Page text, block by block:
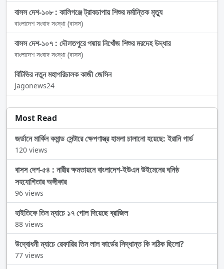
বাসস দেশ-১০৮ : কালিগঞ্জে ট্রাকচাপায় শিশুর মর্মান্তিক মৃত্যু
বাংলাদেশ সংবাদ সংস্থা (বাসস)
বাসস দেশ-১০৭ : দৌলতপুরে পদ্মায় নিখোঁজ শিশুর মরদেহ উদ্ধার
বাংলাদেশ সংবাদ সংস্থা (বাসস)
বিটিভির নতুন মহাপরিচালক কাজী জেসিন
Jagonews24
Most Read
জর্ডানে মার্কিন কমান্ড সেন্টারে ক্ষেপণাস্ত্র হামলা চালানো হয়েছে: ইরানি গার্ড
120 views
বাসস দেশ-৫৪ : নারীর ক্ষমতায়নে বাংলাদেশ-ইউএন উইমেনের ঘনিষ্ঠ
সহযোগিতার অঙ্গীকার
96 views
হাইতিকে তিন ম্যাচে ১৭ গোল দিয়েছে ব্রাজিল
88 views
উদ্বোধনী ম্যাচে রেফারির তিন লাল কার্ডের সিদ্ধান্ত কি সঠিক ছিলো?
77 views